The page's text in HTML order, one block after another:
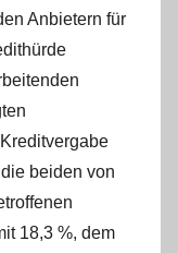
Anbietern für
beiden von
18,3 %, dem